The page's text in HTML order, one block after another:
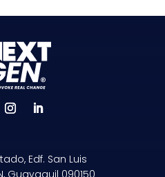
Edf. San Luis
Guayaquil 090150